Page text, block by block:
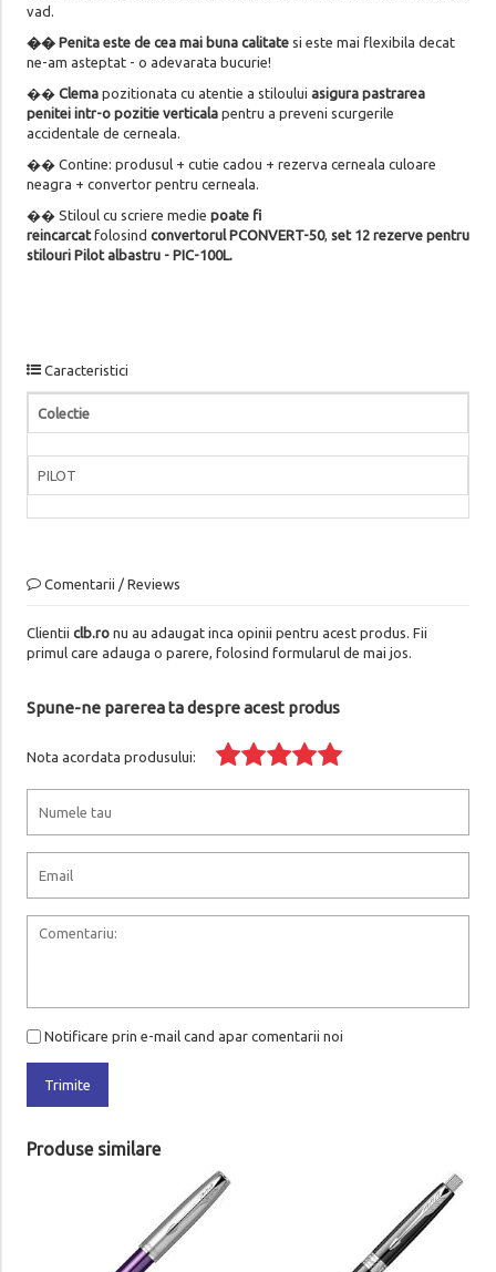
vad.
�� Penita este de cea mai buna calitatesi este mai flexibila decat
ne-am asteptat - o adevarata bucurie!
�� Clemapozitionata cu atentie a stiloului asigura pastrarea
penitei intr-o pozitie verticalapentru a preveni scurgerile
accidentale de cerneala.
�� Contine: produsul + cutie cadou + rezerva cerneala culoare
neagra + convertor pentru cerneala.
�� Stiloul cu scriere medie poate fi
reincarcatfolosind convertorul PCONVERT-50, set 12 rezerve pentru
stilouri Pilot albastru - PIC-100L.
Caracteristici
Colectie
PILOT
Comentarii / Reviews
Clientii clb.ronu au adaugat inca opinii pentru acest produs. Fii
primul care adauga o parere, folosind formularul de mai jos.
Spune-ne parerea ta despre acest produs
Nota acordata produsului:
Notificare prin e-mail cand apar comentarii noi
Trimite
Produse similare